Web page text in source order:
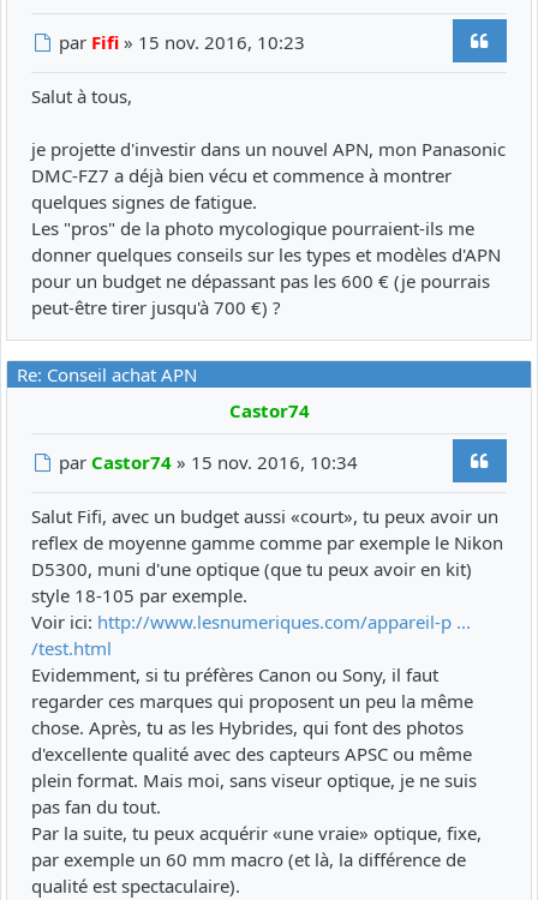
Message
par Fifi » 15 nov. 2016, 10:23
Salut à tous,
je projette d'investir dans un nouvel APN, mon Panasonic
DMC-FZ7 a déjà bien vécu et commence à montrer
quelques signes de fatigue.
Les "pros" de la photo mycologique pourraient-ils me
donner quelques conseils sur les types et modèles d'APN
pour un budget ne dépassant pas les 600 € (je pourrais
peut-être tirer jusqu'à 700 €) ?
Re: Conseil achat APN
Castor74
Message
par Castor74 » 15 nov. 2016, 10:34
Salut Fifi, avec un budget aussi «court», tu peux avoir un
reflex de moyenne gamme comme par exemple le Nikon
D5300, muni d'une optique (que tu peux avoir en kit)
style 18-105 par exemple.
Voir ici: http://www.lesnumeriques.com/appareil-p ...
/test.html
Evidemment, si tu préfères Canon ou Sony, il faut
regarder ces marques qui proposent un peu la même
chose. Après, tu as les Hybrides, qui font des photos
d'excellente qualité avec des capteurs APSC ou même
plein format. Mais moi, sans viseur optique, je ne suis
pas fan du tout.
Par la suite, tu peux acquérir «une vraie» optique, fixe,
par exemple un 60 mm macro (et là, la différence de
qualité est spectaculaire).